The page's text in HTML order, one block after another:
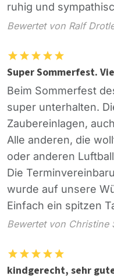
ruhig und
Bewertet von Ralf
Super Sommerfest.
Beim Sommerfest
super unterhalten.
Zaubereinlagen,
Alle anderen, die
oder anderen
Die
wurde auf unsere
Einfach ein spitzen
Bewertet von Christine
kindgerecht, sehr